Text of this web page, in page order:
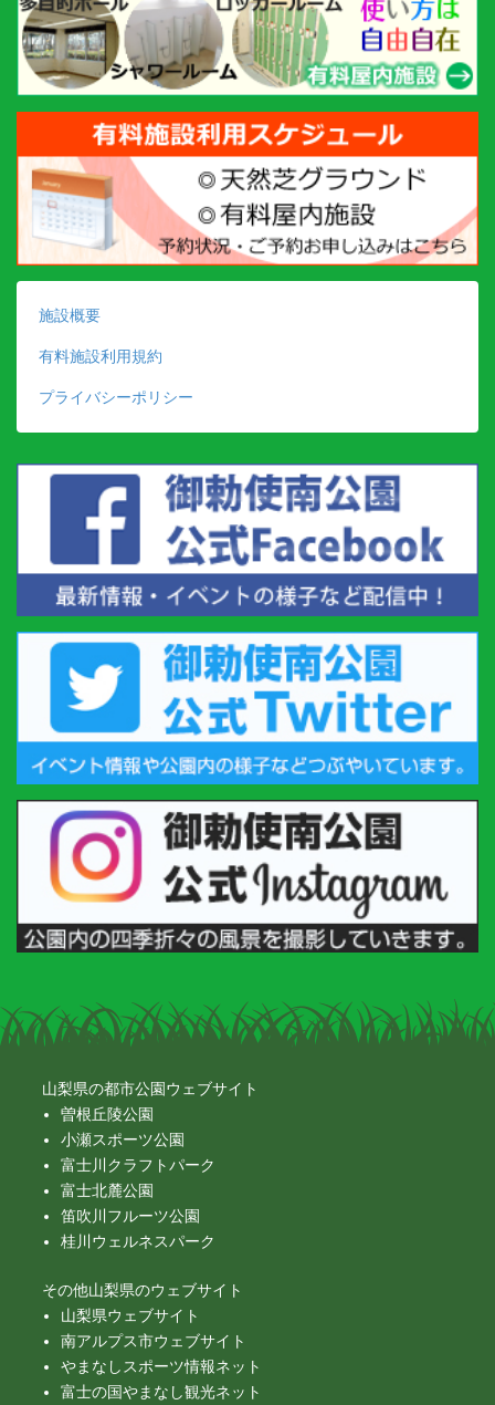
施設概要
有料施設利用規約
プライバシーポリシー
山梨県の都市公園ウェブサイト
曽根丘陵公園
小瀬スポーツ公園
富士川クラフトパーク
富士北麓公園
笛吹川フルーツ公園
桂川ウェルネスパーク
その他山梨県のウェブサイト
山梨県ウェブサイト
南アルプス市ウェブサイト
やまなしスポーツ情報ネット
富士の国やまなし観光ネット